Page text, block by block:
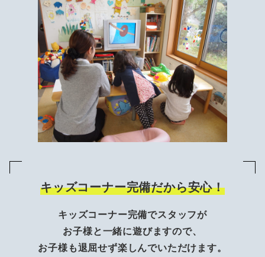
キッズコーナー完備だから安心！
キッズコーナー完備でスタッフが
お子様と一緒に遊びますので、
お子様も退屈せず楽しんでいただけます。